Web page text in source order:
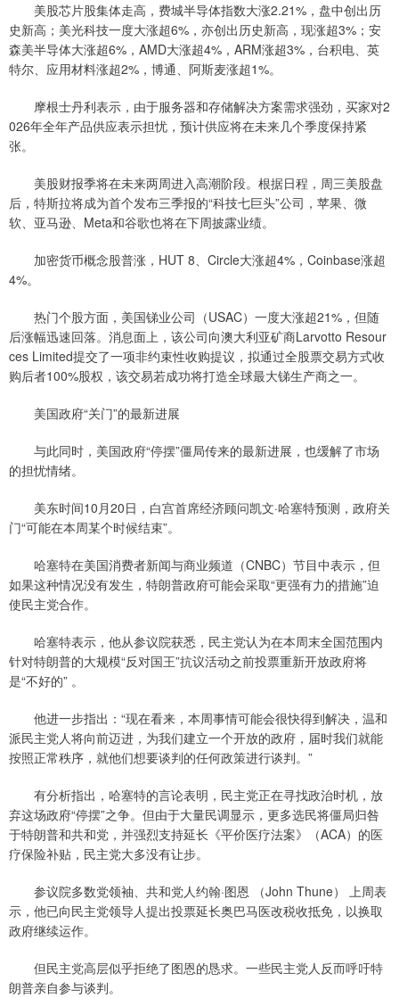
美股芯片股集体走高，费城半导体指数大涨2.21%，盘中创出历
史新高；美光科技一度大涨超6%，亦创出历史新高，现涨超3%；安
森美半导体大涨超6%，AMD大涨超4%，ARM涨超3%，台积电、英
特尔、应用材料涨超2%，博通、阿斯麦涨超1%。
摩根士丹利表示，由于服务器和存储解决方案需求强劲，买家对2
026年全年产品供应表示担忧，预计供应将在未来几个季度保持紧
张。
美股财报季将在未来两周进入高潮阶段。根据日程，周三美股盘
后，特斯拉将成为首个发布三季报的“科技七巨头”公司，苹果、微
软、亚马逊、Meta和谷歌也将在下周披露业绩。
加密货币概念股普涨，HUT 8、Circle大涨超4%，Coinbase涨超
4%。
热门个股方面，美国锑业公司（USAC）一度大涨超21%，但随
后涨幅迅速回落。消息面上，该公司向澳大利亚矿商Larvotto Resour
ces Limited提交了一项非约束性收购提议，拟通过全股票交易方式收
购后者100%股权，该交易若成功将打造全球最大锑生产商之一。
美国政府“关门”的最新进展
与此同时，美国政府“停摆”僵局传来的最新进展，也缓解了市场
的担忧情绪。
美东时间10月20日，白宫首席经济顾问凯文·哈塞特预测，政府关
门“可能在本周某个时候结束”。
哈塞特在美国消费者新闻与商业频道（CNBC）节目中表示，但
如果这种情况没有发生，特朗普政府可能会采取“更强有力的措施”迫
使民主党合作。
哈塞特表示，他从参议院获悉，民主党认为在本周末全国范围内
针对特朗普的大规模“反对国王”抗议活动之前投票重新开放政府将
是“不好的” 。
他进一步指出：“现在看来，本周事情可能会很快得到解决，温和
派民主党人将向前迈进，为我们建立一个开放的政府，届时我们就能
按照正常秩序，就他们想要谈判的任何政策进行谈判。”
有分析指出，哈塞特的言论表明，民主党正在寻找政治时机，放
弃这场政府“停摆”之争。但由于大量民调显示，更多选民将僵局归咎
于特朗普和共和党，并强烈支持延长《平价医疗法案》（ACA）的医
疗保险补贴，民主党大多没有让步。
参议院多数党领袖、共和党人约翰·图恩 （John Thune） 上周表
示，他已向民主党领导人提出投票延长奥巴马医改税收抵免，以换取
政府继续运作。
但民主党高层似乎拒绝了图恩的恳求。一些民主党人反而呼吁特
朗普亲自参与谈判。